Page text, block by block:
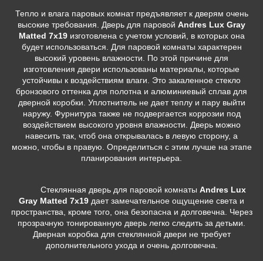
Тепло и влага паровых комнат предъявляет к дверям очень
высокие требования. Дверь для паровой Andres Lux Gray
Matted 7х19 изготовлена с учетом условий, в которых она
будет использоваться. Для паровой комнаты характерен
высокий уровень влажности. По этой причине для
изготовления двери использованы материалы, которые
устойчивы к воздействиям влаги. Это закаленное стекло
бронзового оттенка для полотна и алюминиевый сплав для
дверной коробки. Уплотнитель не дает теплу и пару выйти
наружу. Фурнитура также не подвергается коррозии под
воздействием высокого уровня влажности. Дверь можно
навесить так, чтоб она открывалась в левую сторону, а
можно, чтобы в правую. Определиться с этим лучше на этапе
планирования интерьера.
Стеклянная дверь для паровой комнаты Andres Lux
Gray Matted 7х19 дает замечательное ощущение света и
пространства, кроме того, она безопасна и долговечна. Через
прозрачную тонированную дверь легко следить за детьми.
Дверная коробка для стеклянной двери не требует
дополнительного ухода и очень долговечна.